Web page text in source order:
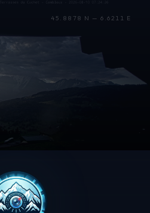
45.8878 N — 6.6211 E